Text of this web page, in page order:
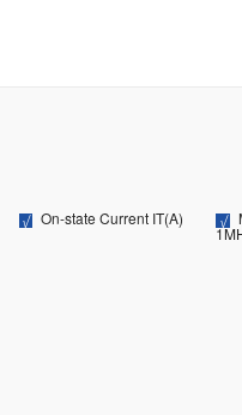
On-state Current IT(A)